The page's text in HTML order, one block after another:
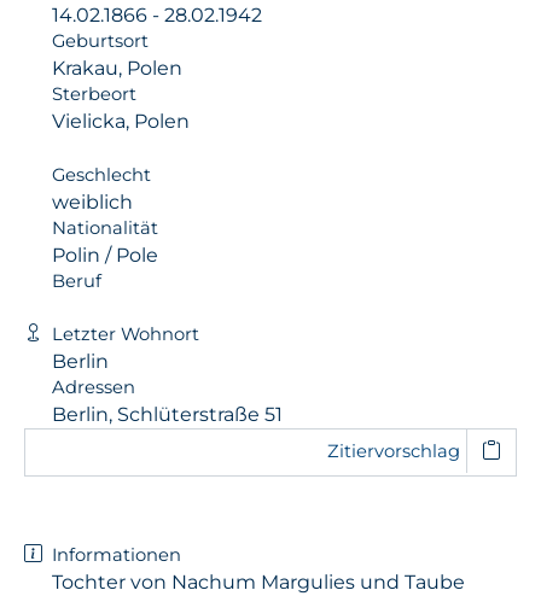
14.02.1866 - 28.02.1942
Geburtsort
Krakau, Polen
Sterbeort
Vielicka, Polen
Geschlecht
weiblich
Nationalität
Polin / Pole
Beruf
Letzter Wohnort
Berlin
Adressen
Berlin, Schlüterstraße 51
Zitiervorschlag
Informationen
Tochter von Nachum Margulies und Taube